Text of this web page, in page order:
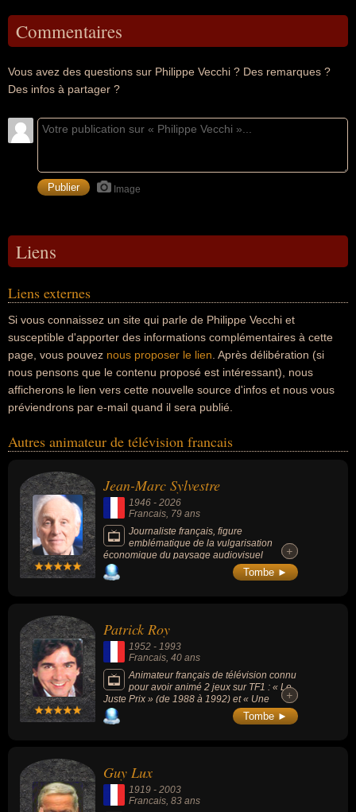
Commentaires
Vous avez des questions sur Philippe Vecchi ? Des remarques ?
Des infos à partager ?
Image
Liens
Liens externes
Si vous connaissez un site qui parle de Philippe Vecchi et
susceptible d'apporter des informations complémentaires à cette
page, vous pouvez nous proposer le lien . Après délibération (si
nous pensons que le contenu proposé est intéressant), nous
afficherons le lien vers cette nouvelle source d'infos et nous vous
préviendrons par e-mail quand il sera publié.
Autres animateur de télévision francais
Jean-Marc Sylvestre
1946 - 2026
Francais, 79 ans
Journaliste français, figure
emblématique de la vulgarisation
économique du paysage audiovisuel
français pendant près de 20 ans sur TF1, LCI
et France Inter, particulièrement identifiable
+
+
Tombe ►
Patrick Roy
1952 - 1993
Francais , 40 ans
Animateur français de télévision connu
pour avoir animé 2 jeux sur TF1 : « Le
Juste Prix » (de 1988 à 1992) et « Une
Famille en or » (de 1990 à 1992).
+
+
Tombe ►
Guy Lux
1919 - 2003
Francais, 83 ans